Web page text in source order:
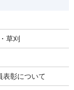
草刈
彰について